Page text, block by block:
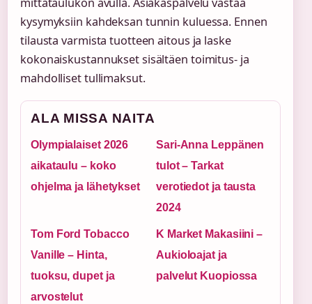
kysymyksiin kahdeksan tunnin kuluessa. Ennen
tilausta varmista tuotteen aitous ja laske
kokonaiskustannukset sisältäen toimitus- ja
mahdolliset tullimaksut.
ALA MISSA NAITA
Olympialaiset 2026
aikataulu – koko
ohjelma ja lähetykset
Sari-Anna Leppänen
tulot – Tarkat
verotiedot ja tausta
2024
Tom Ford Tobacco
Vanille – Hinta,
tuoksu, dupet ja
arvostelut
K Market Makasiini –
Aukioloajat ja
palvelut Kuopiossa